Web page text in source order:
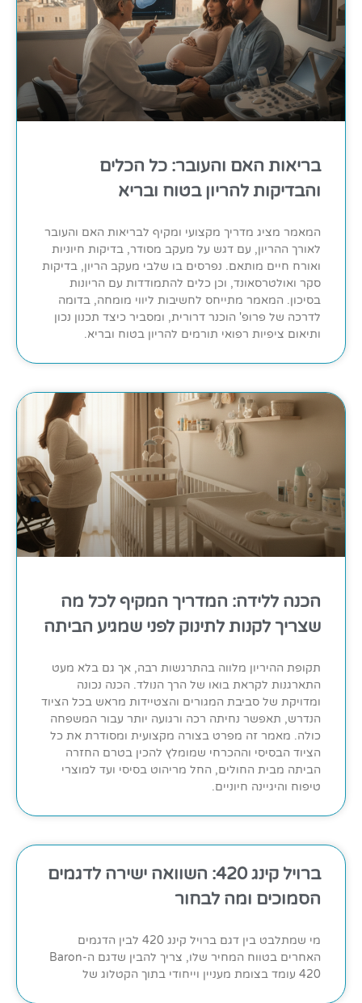
בריאות האם והעובר: כל הכלים
והבדיקות להריון בטוח ובריא
המאמר מציג מדריך מקצועי ומקיף לבריאות האם והעובר
לאורך ההריון, עם דגש על מעקב מסודר, בדיקות חיוניות
ואורח חיים מותאם. נפרסים בו שלבי מעקב הריון, בדיקות
סקר ואולטרסאונד, וכן כלים להתמודדות עם הריונות
בסיכון. המאמר מתייחס לחשיבות ליווי מומחה, בדומה
לדרכה של פרופ' הוכנר דרורית, ומסביר כיצד תכנון נכון
ותיאום ציפיות רפואי תורמים להריון בטוח ובריא.
הכנה ללידה: המדריך המקיף לכל מה
שצריך לקנות לתינוק לפני שמגיע הביתה
תקופת ההיריון מלווה בהתרגשות רבה, אך גם בלא מעט
התארגנות לקראת בואו של הרך הנולד. הכנה נכונה
ומדויקת של סביבת המגורים והצטיידות מראש בכל הציוד
הנדרש, תאפשר נחיתה רכה ורגועה יותר עבור המשפחה
כולה. מאמר זה מפרט בצורה מקצועית ומסודרת את כל
הציוד הבסיסי וההכרחי שמומלץ להכין בטרם החזרה
הביתה מבית החולים, החל מריהוט בסיסי ועד למוצרי
טיפוח והיגיינה חיוניים.
ברויל קינג 420: השוואה ישירה לדגמים
הסמוכים ומה לבחור
מי שמתלבט בין דגם ברויל קינג 420 לבין הדגמים
האחרים בטווח המחיר שלו, צריך להבין שדגם ה-Baron
420 עומד בצומת מעניין וייחודי בתוך הקטלוג של